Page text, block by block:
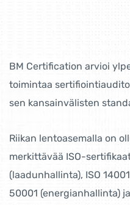
BM Certification arvioi
toimintaa
sen kansainvälisten
Riikan lentoasemalla on
merkittävää ISO-
(laadunhallinta), ISO
50001 (energianhallinta) ja